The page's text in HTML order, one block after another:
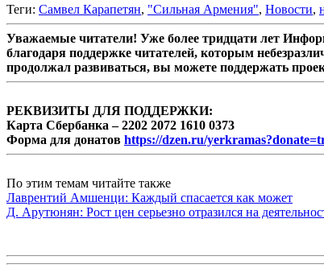
Теги: Самвел Карапетян, "Сильная Армения", Новости,
Уважаемые читатели! Уже более тридцати лет
благодаря поддержке читателей, которым
продолжал развиваться, вы можете поддержать
РЕКВИЗИТЫ ДЛЯ ПОДДЕРЖКИ:
Карта Сбербанка – 2202 2072 1610 0373
Форма для донатов https://dzen.ru/
По этим темам читайте также
Лаврентий Амшенци: Каждый спасается как может
Д. Арутюнян: Рост цен серьезно отразился на